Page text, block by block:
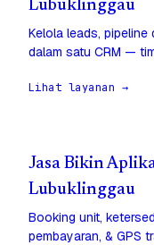
Lubuklinggau
Kelola leads,
dalam satu CRM —
Lihat layanan →
Jasa Bikin
Lubuklinggau
Booking unit,
pembayaran, & GPS